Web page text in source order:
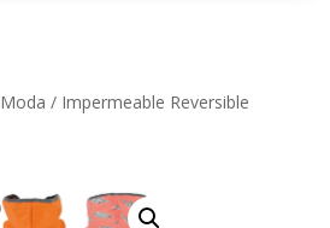
Moda / Impermeable Reversible